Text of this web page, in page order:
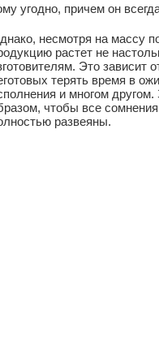
угодно, причем он
несмотря на массу
растет не
Это зависит
терять время в
и многом другом.
чтобы все
развеяны.